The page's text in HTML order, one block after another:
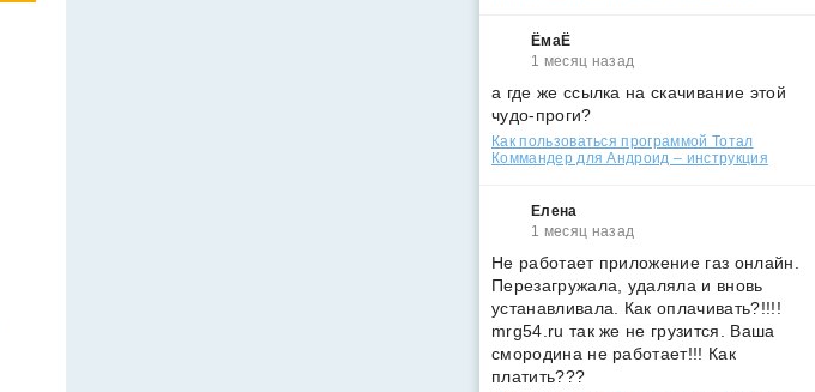
ЁмаЁ
1 месяц назад
а где же ссылка на скачивание этой
чудо-проги?
Как пользоваться программой Тотал
Коммандер для Андроид – инструкция
Елена
1 месяц назад
Не работает приложение газ онлайн.
Перезагружала, удаляла и вновь
устанавливала. Как оплачивать?!!!!
mrg54.ru так же не грузится. Ваша
смородина не работает!!! Как
платить???